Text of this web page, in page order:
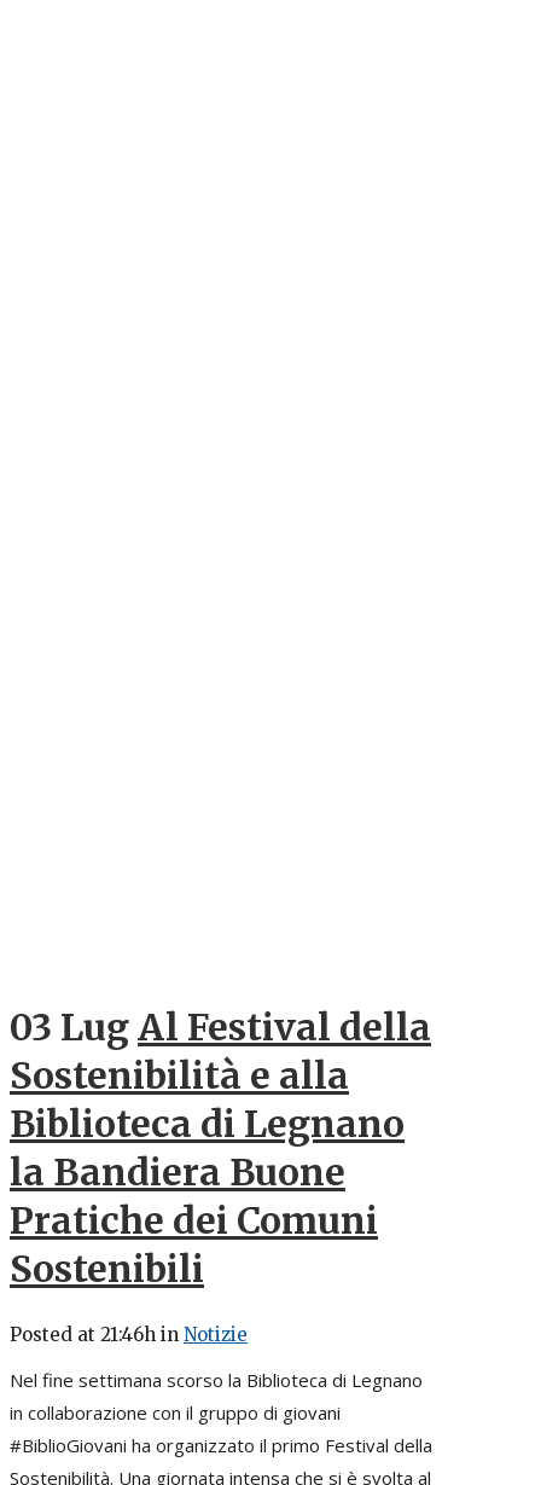
03 LugAl Festival della
Sostenibilità e alla
Biblioteca di Legnano
la Bandiera Buone
Pratiche dei Comuni
Sostenibili
Posted at 21:46h in Notizie
Nel fine settimana scorso la Biblioteca di Legnano
in collaborazione con il gruppo di giovani
#BiblioGiovani ha organizzato il primo Festival della
Sostenibilità. Una giornata intensa che si è svolta al